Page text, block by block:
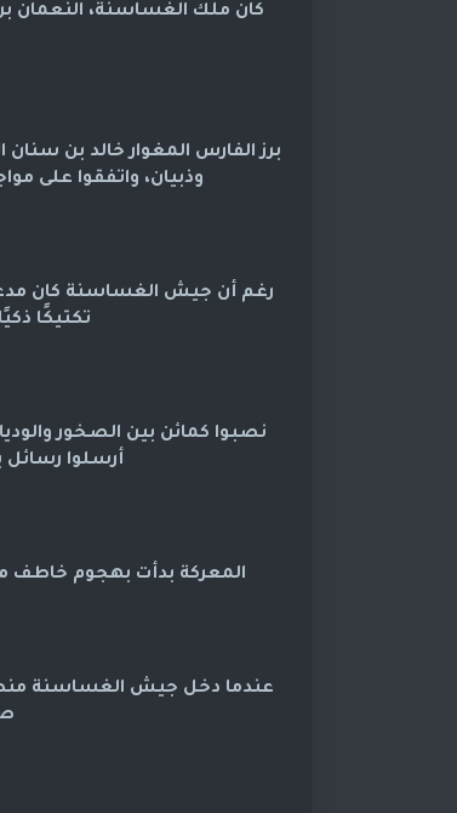
كان ملك الغساسنة، النعمان بن
برز الفارس المغوار خالد بن
وذبيان، واتفقوا على
رغم أن جيش الغساسنة كان
تكتيكًا
نصبوا كمائن بين الصخور
أرسلوا رسائل
المعركة بدأت بهجوم خاطف
عندما دخل جيش الغساسنة